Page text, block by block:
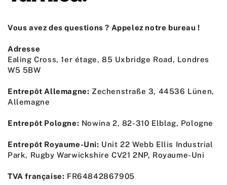
Vous avez des questions ? Appelez notre bureau !
Adresse
Ealing Cross, 1er étage, 85 Uxbridge Road, Londres
W5 5BW
Entrepôt Allemagne: Zechenstraße 3, 44536 Lünen,
Allemagne
Entrepôt Pologne: Nowina 2, 82-310 Elblag, Pologne
Entrepôt Royaume-Uni: Unit 22 Webb Ellis Industrial
Park, Rugby Warwickshire CV21 2NP, Royaume-Uni
TVA française: FR64842867905